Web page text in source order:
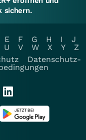
sichern.
E F G H I
J
U V W X Y
Z
Datenschutz-